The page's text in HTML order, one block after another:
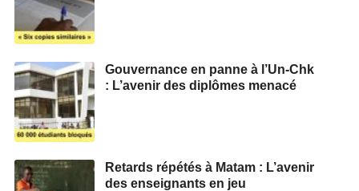
Gouvernance en panne à l’Un-Chk
: L’avenir des diplômes menacé
Retards répétés à Matam : L’avenir
des enseignants en jeu